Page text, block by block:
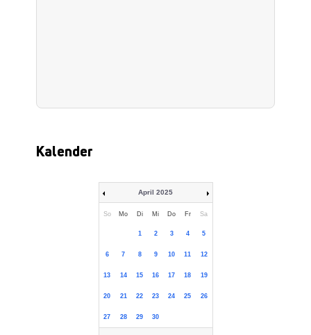
Kalender
April 2025
So Mo Di Mi Do Fr Sa
1 2 3 4 5
6 7 8 9 10 11 12
13 14 15 16 17 18 19
20 21 22 23 24 25 26
27 28 29 30